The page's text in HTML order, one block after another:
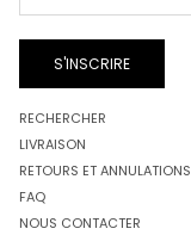
S'INSCRIRE
RECHERCHER
LIVRAISON
RETOURS ET ANNULATIONS
FAQ
NOUS CONTACTER